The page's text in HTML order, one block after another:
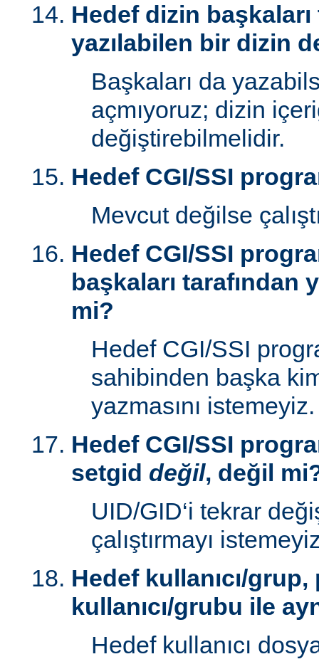
Hedef dizin başkaları
yazılabilen bir dizin
Başkaları da
açmıyoruz; dizin
değiştirebilmelidir.
Hedef CGI/SSI
Mevcut değilse
Hedef CGI/SSI
başkaları tarafından
mi?
Hedef CGI/SSI
sahibinden başka
yazmasını istemeyiz.
Hedef CGI/SSI
setgid değil, değil
UID/GID‘i tekrar
çalıştırmayı
Hedef kullanıcı/grup,
kullanıcı/grubu ile
Hedef kullanıcı